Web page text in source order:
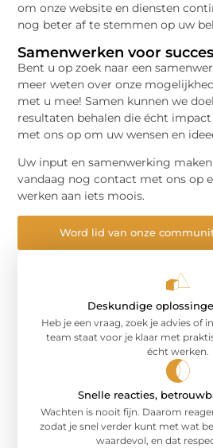
om onze website en diensten
nog beter af te stemmen op uw
Samenwerken voor succes
Bent u op zoek naar een
meer weten over onze
met u mee! Samen kunnen we
resultaten behalen die écht
met ons op om uw wensen en
Uw input en samenwerking
vandaag nog contact met ons op
werken aan iets moois.
Word lid van onze
Deskundige
Heb je een vraag, zoek je advies of
team staat voor je klaar met
écht werken.
Snelle reacties,
Wachten is nooit fijn. Daarom
zodat je snel verder kunt met wat
waardevol, en dat